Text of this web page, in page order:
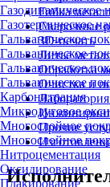
Газодинамическое
Газотермическое
Гальваническое
Гальваническое
Гальваническое
Гальваническое
Карбонитрация
Микродуговое
Многослойное
Многослойное
Нитроцементация
Оксидирование
Плакирование
Гибка
Сварочные
3D-печать
Литьё
Обработка
Очистка и
Прочие